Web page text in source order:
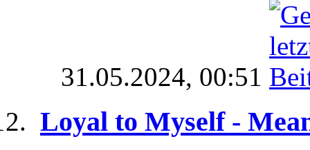
31.05.2024, 00:51
Loyal to Myself -